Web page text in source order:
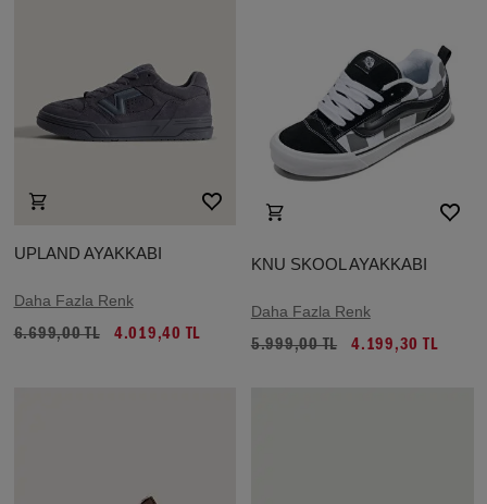
UPLAND AYAKKABI
Daha Fazla Renk
6.699,00 TL 4.019,40 TL
KNU SKOOL AYAKKABI
Daha Fazla Renk
5.999,00 TL 4.199,30 TL